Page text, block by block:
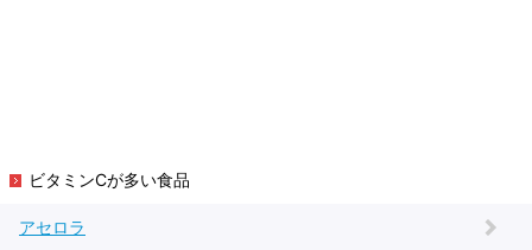
ビタミンCが多い食品
アセロラ